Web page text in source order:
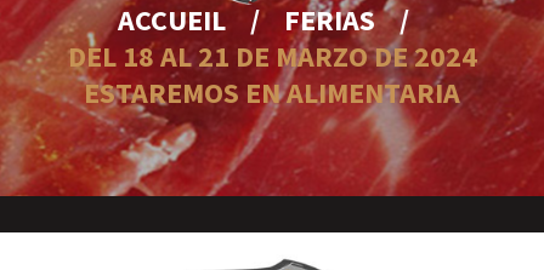
ACCUEIL / FERIAS
/
DEL 18 AL 21 DE MARZO DE 2024
ESTAREMOS EN ALIMENTARIA